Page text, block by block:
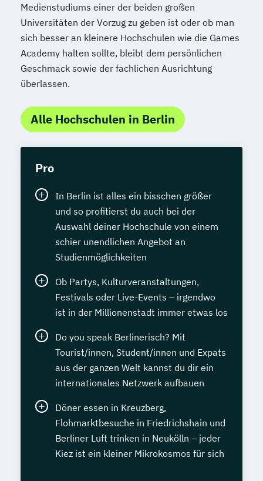
Medienstudiums einer der beiden großen
Universitäten der Vorzug zu geben ist oder ob man
sich besser an kleinere Hochschulen wie die Games
Academy halten sollte, bleibt dem persönlichen
Geschmack sowie der fachlichen Ausrichtung
überlassen.
Alle Hochschulen in Berlin
Pro
In Berlin ist alles ein bisschen größer
und so profitierst du auch bei der
Auswahl deiner Hochschule von einem
schier unendlichen Angebot an
Studienmöglichkeiten
Ob Partys, Kulturveranstaltungen,
Festivals oder Live-Events – irgendwo
ist in der Millionenstadt immer etwas los
Do you speak Berlinerisch? Mit
Tourist/innen, Student/innen und Expats
aus der ganzen Welt kannst du dir ein
internationales Netzwerk aufbauen
Döner essen in Kreuzberg,
Flohmarktbesuche in Friedrichshain und
Berliner Luft trinken in Neukölln – jeder
Kiez ist ein kleiner Mikrokosmos für sich